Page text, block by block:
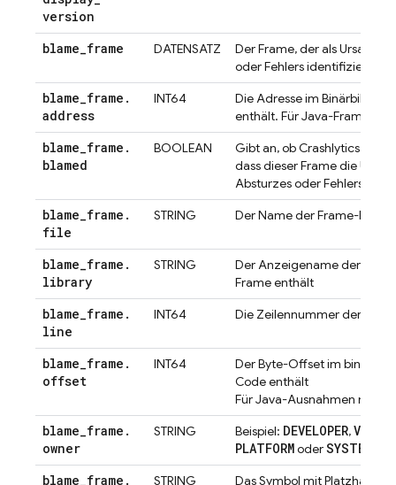
version
blame_frame DATENSATZ
Der Frame, der als Ursache
oder Fehlers identifiziert
blame_frame .
address
INT64
Die Adresse im Binärbild,
enthält. Für Java-Frames
blame_frame .
blamed
BOOLEAN Gibt an, obCrashlytics
dass dieser Frame die
Absturzes oder Fehlers ist.
blame_frame .
file
STRING Der Name der Frame-Datei
blame_frame .
library
STRING
Der Anzeigename der
Frame enthält
blame_frame .
line
INT64 Die Zeilennummer der Datei
blame_frame .
offset
INT64
Der Byte-Offset im binären
Code enthält
Für Java-Ausnahmen nicht
blame_frame .
owner
STRING Beispiel: DEVELOPER,
PLATFORModerSYSTEM
blame_frame . STRING Das Symbol mit Platzhaltern